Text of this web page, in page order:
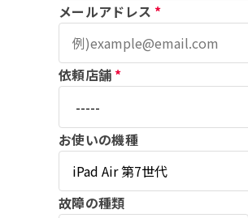
メールアドレス *
依頼店舗 *
お使いの機種
故障の種類